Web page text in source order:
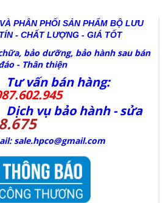
PHÂN PHỐI SẢN PHẨM BỘ LƯU
- CHẤT LƯỢNG - GIÁ TỐT
bảo dưỡng, bảo hành sau bán
- Thân thiện
hàng:
hành - sửa